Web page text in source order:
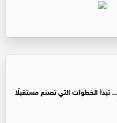
تبدأ الخطوات التي تصنع مستقبلًا